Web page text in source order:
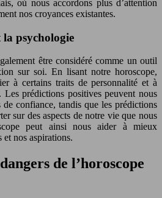
où nous accordons plus d’attention
nos croyances existantes.
la psychologie
être considéré comme un outil
sur soi. En lisant notre horoscope,
à certains traits de personnalité et à
Les prédictions positives peuvent nous
confiance, tandis que les prédictions
sur des aspects de notre vie que nous
peut ainsi nous aider à mieux
nos aspirations.
de l’horoscope